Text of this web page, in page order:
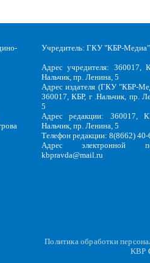
Учредитель: ГКУ "КБР-Медиа"
Адрес учредителя: 360017,
Нальчик, пр. Ленина, 5
Адрес издателя (ГКУ "КБР-
360017, КБР, г .Нальчик, пр.
5
Адрес редакции: 360017,
Нальчик, пр. Ленина, 5
Телефон редакции: 8(8662)
Адрес электронной
kbpravda@mail.ru
Политика обработки
KBP